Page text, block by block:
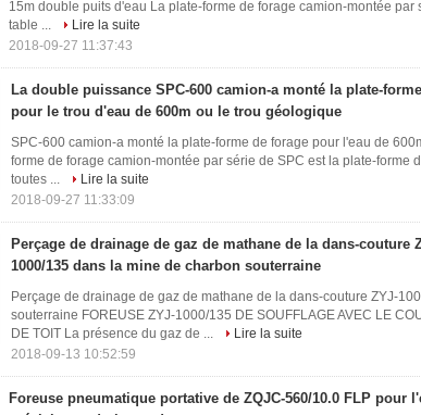
15m double puits d'eau La plate-forme de forage camion-montée par
table ...
Lire la suite
2018-09-27 11:37:43
La double puissance SPC-600 camion-a monté la plate-
pour le trou d'eau de 600m ou le trou géologique
SPC-600 camion-a monté la plate-forme de forage pour l'eau de
forme de forage camion-montée par série de SPC est la plate-forme
toutes ...
Lire la suite
2018-09-27 11:33:09
Perçage de drainage de gaz de mathane de la dans-couture
1000/135 dans la mine de charbon souterraine
Perçage de drainage de gaz de mathane de la dans-couture ZYJ-
souterraine FOREUSE ZYJ-1000/135 DE SOUFFLAGE AVEC LE
DE TOIT La présence du gaz de ...
Lire la suite
2018-09-13 10:52:59
Foreuse pneumatique portative de ZQJC-560/10.0 FLP pour